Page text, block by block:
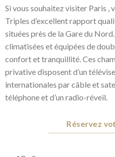
Si vous souhaitez visiter Paris ,
Triples d’excellent rapport
situées près de la Gare du
climatisées et équipées de
confort et tranquillité. Ces
privative disposent d’un
internationales par câble et
téléphone et d’un radio-réveil.
Réservez